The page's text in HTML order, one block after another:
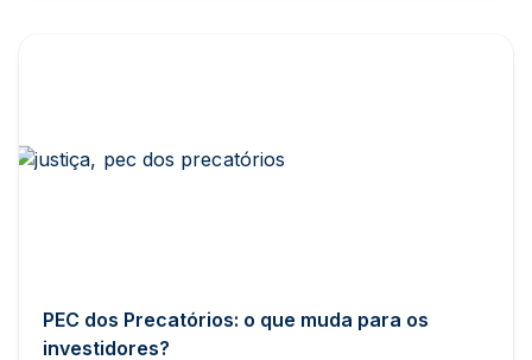
PEC dos Precatórios: o que muda para os
investidores?